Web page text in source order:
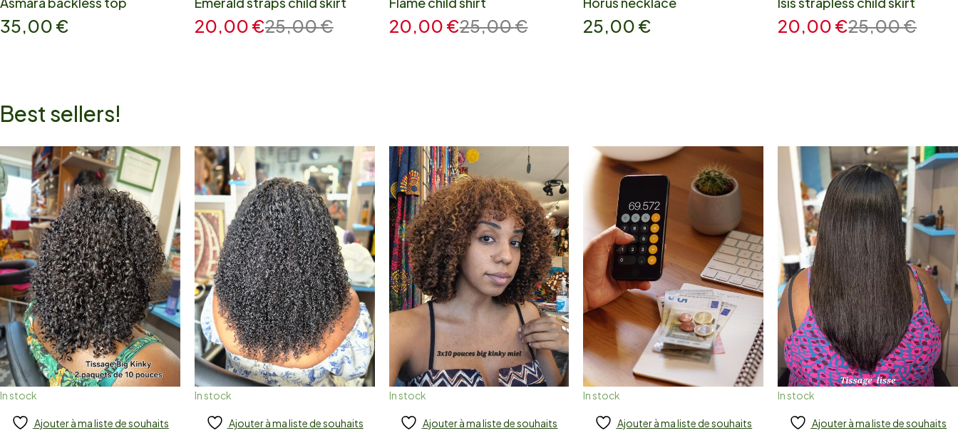
35,00 € 25,00€
20,00 € 25,00€
20,00 € 25,00 € 25,00€
20,00 €
Best sellers!
In stock
Add to cart
Ajouter à ma liste de souhaits
In stock
Add to cart
Ajouter à ma liste de souhaits
In stock
Add to cart
Ajouter à ma liste de souhaits
In stock
Add to cart
Ajouter à ma liste de souhaits
In stock
Add to cart
Ajouter à ma liste de souhaits